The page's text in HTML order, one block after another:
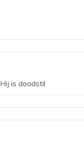
Hij is doodstil